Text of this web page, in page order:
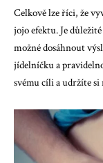
Celkově lze říci, že
jojo efektu. Je
možné dosáhnout
jídelníčku a
svému cíli a udržíte si